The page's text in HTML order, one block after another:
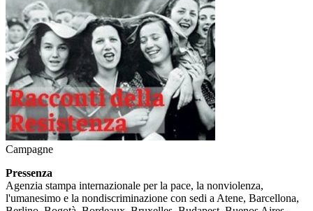
Campagne
Pressenza
Agenzia stampa internazionale per la pace, la nonviolenza,
l'umanesimo e la nondiscriminazione con sedi a Atene, Barcellona,